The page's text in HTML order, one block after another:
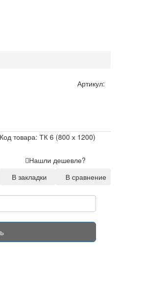
Артикул:
Код товара: ТК 6 (800 х 1200)
Нашли дешевле?
В закладки
В сравнение